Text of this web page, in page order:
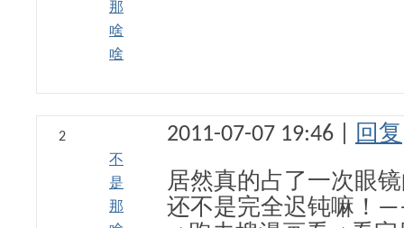
那
啥
啥
2
不
是
那
2011-07-07 19:46 | 回复
居然真的占了一次眼
还不是完全迟钝嘛！